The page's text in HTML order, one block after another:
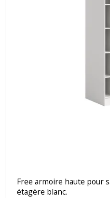
Free armoire haute pour
étagère blanc.